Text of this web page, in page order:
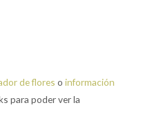
de flores oinformación
para poder ver la